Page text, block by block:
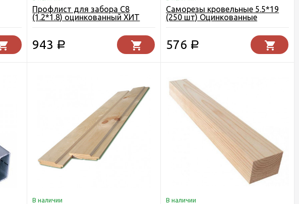
Профлист для забора С8
(1.2*1.8) оцинкованный ХИТ
943 Р
Саморезы кровельные 5.5*19
(250 шт) Оцинкованные
576 Р
В наличии В наличии